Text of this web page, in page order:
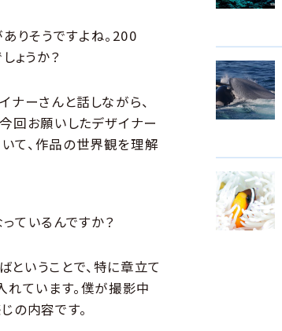
りそうですよね。200
ょうか？
ナーさんと話しながら、
回お願いしたデザイナー
て、作品の世界観を理解
ているんですか？
いうことで、特に章立て
れています。僕が撮影中
の内容です。